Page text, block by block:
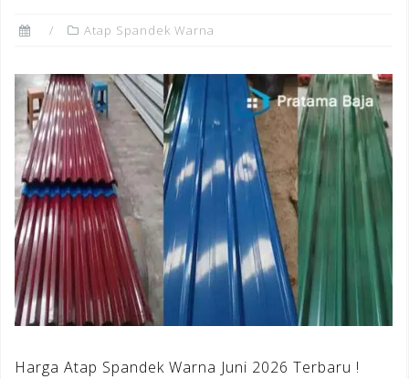
Atap Spandek Warna
Harga Atap Spandek Warna Juni 2026 Terbaru !